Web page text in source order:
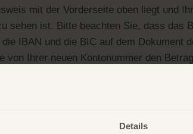
Details
mit der Vorderseite oben liegt und
sehen ist. Bitte beachten Sie, dass das
IBAN und die BIC auf dem Dokument
von Ihrer neuen Kontonummer den
AB